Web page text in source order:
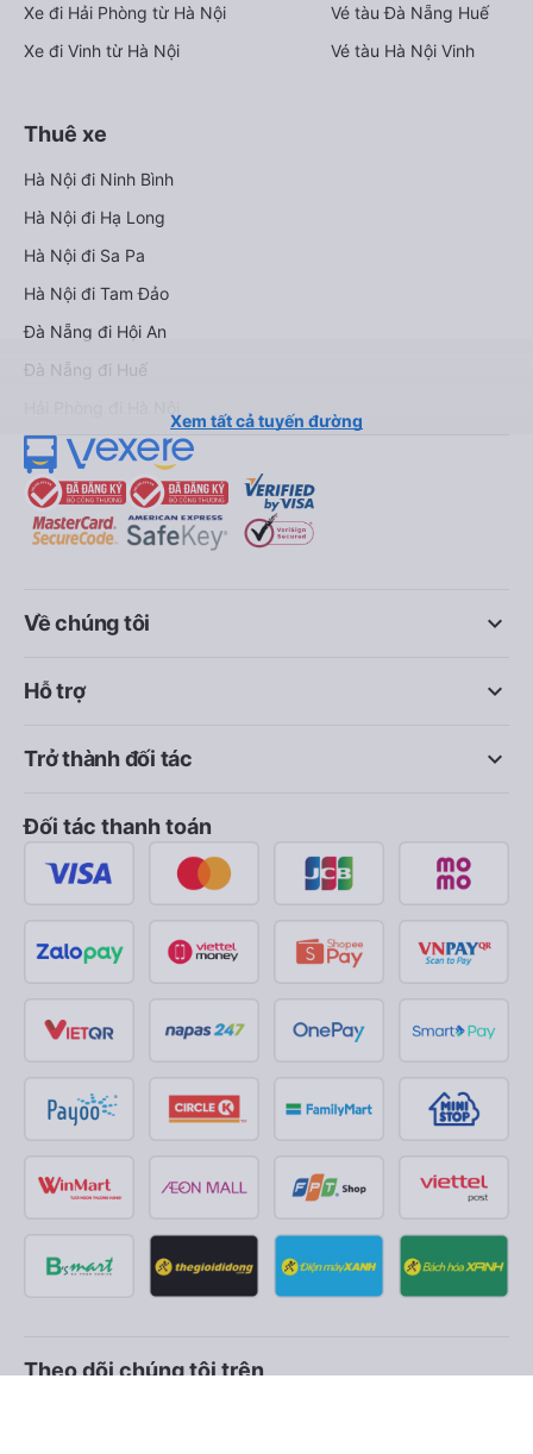
Xe đi Hải Phòng từ Hà Nội
Xe đi Vinh từ Hà Nội
Vé tàu Đà Nẵng Huế
Vé tàu Hà Nội Vinh
Thuê xe
Hà Nội đi Ninh Bình
Hà Nội đi Hạ Long
Hà Nội đi Sa Pa
Hà Nội đi Tam Đảo
Đà Nẵng đi Hội An
Đà Nẵng đi Huế
Xem tất cả tuyến đường
keyboard_arrow_down
Về chúng tôi
keyboard_arrow_down
Hỗ trợ
keyboard_arrow_down
Trở thành đối tác
Đối tác thanh toán
Theo dõi chúng tôi trên